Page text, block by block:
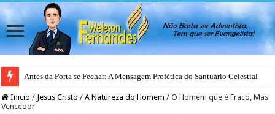
Antes da Porta se Fechar: A Mensagem Profética do Santuário Celestial
Inicio / Jesus Cristo / A Natureza do Homem / O Homem que é Fraco, Mas
Vencedor